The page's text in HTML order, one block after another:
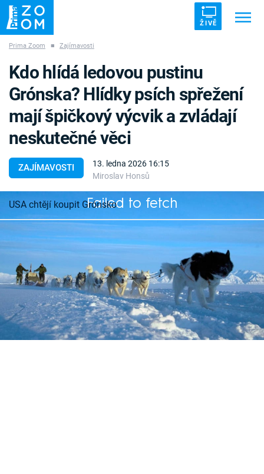
ŽIVĚ
ZÁHADY VETŘELCI DÁVNOVĚKU
Témata
Témata
Pořady
Časopis
Sledujte prima+
Přihlášení
Prima Zoom ■ Zajímavosti
ZAJÍMAVOSTI
13. ledna 2026 16:15
Miroslav Honsů
Kdo hlídá ledovou pustinu
Grónska? Hlídky psích spřežení
mají špičkový výcvik a zvládají
neskutečné věci
Failed to fetch
USA chtějí koupit Grónsko
Grónská speciální jednotka psích spřežení
kombinuje vojáky a polárníky. Na výpravu do
ledové pustiny vzala i dnešního dánského krále.